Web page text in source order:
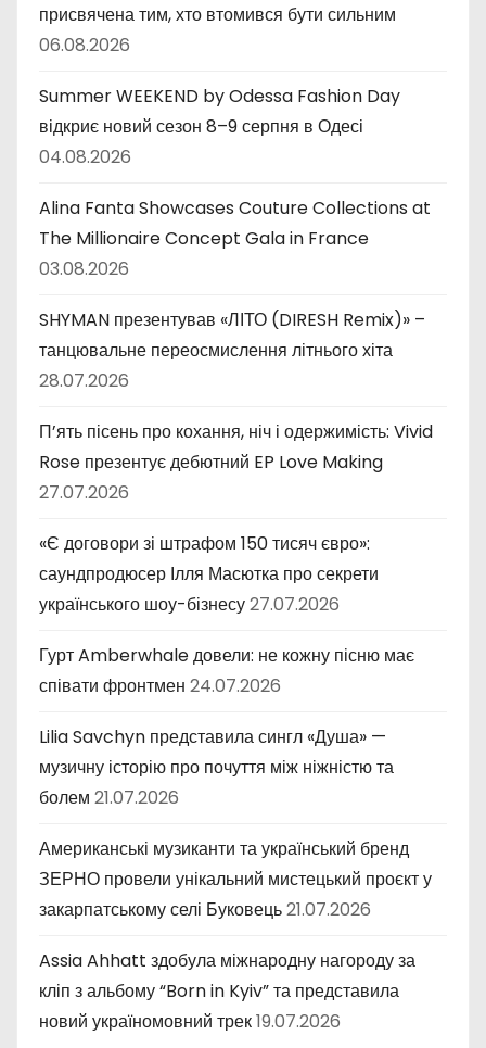
присвячена тим, хто втомився бути сильним
06.08.2026
Summer WEEKEND by Odessa Fashion Day
відкриє новий сезон 8–9 серпня в Одесі
04.08.2026
Alina Fanta Showcases Couture Collections at
The Millionaire Concept Gala in France
03.08.2026
SHYMAN презентував «ЛІТО (DIRESH Remix)» –
танцювальне переосмислення літнього хіта
28.07.2026
П’ять пісень про кохання, ніч і одержимість: Vivid
Rose презентує дебютний EP Love Making
27.07.2026
«Є договори зі штрафом 150 тисяч євро»:
саундпродюсер Ілля Масютка про секрети
українського шоу-бізнесу27.07.2026
Гурт Amberwhale довели: не кожну пісню має
співати фронтмен 24.07.2026
Lilia Savchyn представила сингл «Душа» —
музичну історію про почуття між ніжністю та
болем 21.07.2026
Американські музиканти та український бренд
ЗЕРНО провели унікальний мистецький проєкт у
закарпатському селі Буковець21.07.2026
Assia Ahhatt здобула міжнародну нагороду за
кліп з альбому “Born in Kyiv” та представила
новий україномовний трек19.07.2026